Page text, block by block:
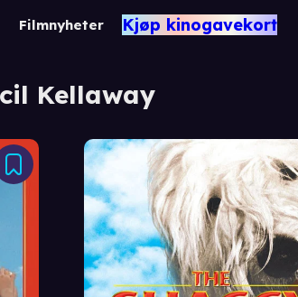
Filmnyheter Kjøp kinogavekort
Kellaway